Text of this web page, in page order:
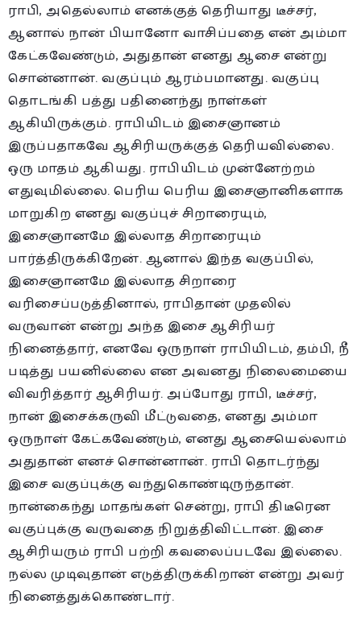
ராபி, அதெல்லாம் எனக்குத் தெரியாது டீச்சர்,
ஆனால் நான் பியானோ வாசிப்பதை என் அம்மா
கேட்கவேண்டும், அதுதான் எனது ஆசை என்று
சொன்னான். வகுப்பும் ஆரம்பமானது. வகுப்பு
தொடங்கி பத்து பதினைந்து நாள்கள்
ஆகியிருக்கும். ராபியிடம் இசைஞானம்
இருப்பதாகவே ஆசிரியருக்குத் தெரியவில்லை.
ஒரு மாதம் ஆகியது. ராபியிடம் முன்னேற்றம்
எதுவுமில்லை. பெரிய பெரிய இசைஞானிகளாக
மாறுகிற எனது வகுப்புச் சிறாரையும்,
இசைஞானமே இல்லாத சிறாரையும்
பார்த்திருக்கிறேன். ஆனால் இந்த வகுப்பில்,
இசைஞானமே இல்லாத சிறாரை
வரிசைப்படுத்தினால், ராபிதான் முதலில்
வருவான் என்று அந்த இசை ஆசிரியர்
நினைத்தார், எனவே ஒருநாள் ராபியிடம், தம்பி, நீ
படித்து பயனில்லை என அவனது நிலைமையை
விவரித்தார் ஆசிரியர். அப்போது ராபி, டீச்சர்,
நான் இசைக்கருவி மீட்டுவதை, எனது அம்மா
ஒருநாள் கேட்கவேண்டும், எனது ஆசையெல்லாம்
அதுதான் எனச் சொன்னான். ராபி தொடர்ந்து
இசை வகுப்புக்கு வந்துகொண்டிருந்தான்.
நான்கைந்து மாதங்கள் சென்று, ராபி திடீரென
வகுப்புக்கு வருவதை நிறுத்திவிட்டான். இசை
ஆசிரியரும் ராபி பற்றி கவலைப்படவே இல்லை.
நல்ல முடிவுதான் எடுத்திருக்கிறான் என்று அவர்
நினைத்துக்கொண்டார்.